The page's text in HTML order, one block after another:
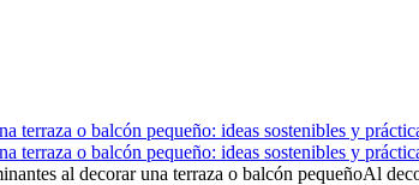
terraza o balcón pequeño: ideas sostenibles y
terraza o balcón pequeño: ideas sostenibles y
al decorar una terraza o balcón pequeñoAl